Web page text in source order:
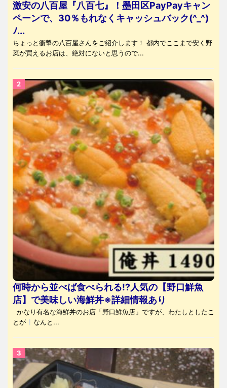
激安の八百屋『八百七』！墨田区PayPayキャン
ペーンで、30％もれなくキャッシュバック(^_^)
ﾉ...
ちょっと衝撃の八百屋さんをご紹介します！ 都内でここまで安く野
菜が買えるお店は、絶対にないと思うので...
何時から並べば食べられる⁉人気の【野口鮮魚
店】で美味しい海鮮丼※詳細情報あり
かなり有名な海鮮丼のお店「野口鮮魚店」ですが、わたしとしたこ
とが
なんと...